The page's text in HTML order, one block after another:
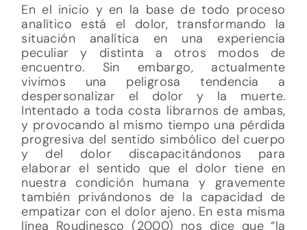
En el inicio y en la base de todo proceso
analítico está el dolor, transformando la
situación analítica en una experiencia
peculiar y distinta a otros modos de
encuentro. Sin embargo, actualmente
vivimos una peligrosa tendencia a
despersonalizar el dolor y la muerte.
Intentado a toda costa librarnos de ambas,
y provocando al mismo tiempo una pérdida
progresiva del sentido simbólico del cuerpo
y del dolor discapacitándonos para
elaborar el sentido que el dolor tiene en
nuestra condición humana y gravemente
también privándonos de la capacidad de
empatizar con el dolor ajeno. En esta misma
línea Roudinesco (2000) nos dice que “la